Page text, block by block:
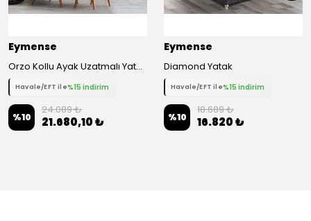
Eymense
Orzo Kollu Ayak Uzatmalı Yataklı Berjer - Beyaz
Havale/EFT ile%15 indirim
%10
24.089 ₺
21.680,10 ₺
Eymense
Diamond Yatak
Havale/EFT ile%15 indirim
%10
18.689 ₺
16.820 ₺